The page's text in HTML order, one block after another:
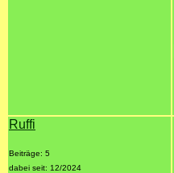
Ruffi
Beiträge: 5
dabei seit: 12/2024